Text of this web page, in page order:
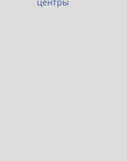
центры